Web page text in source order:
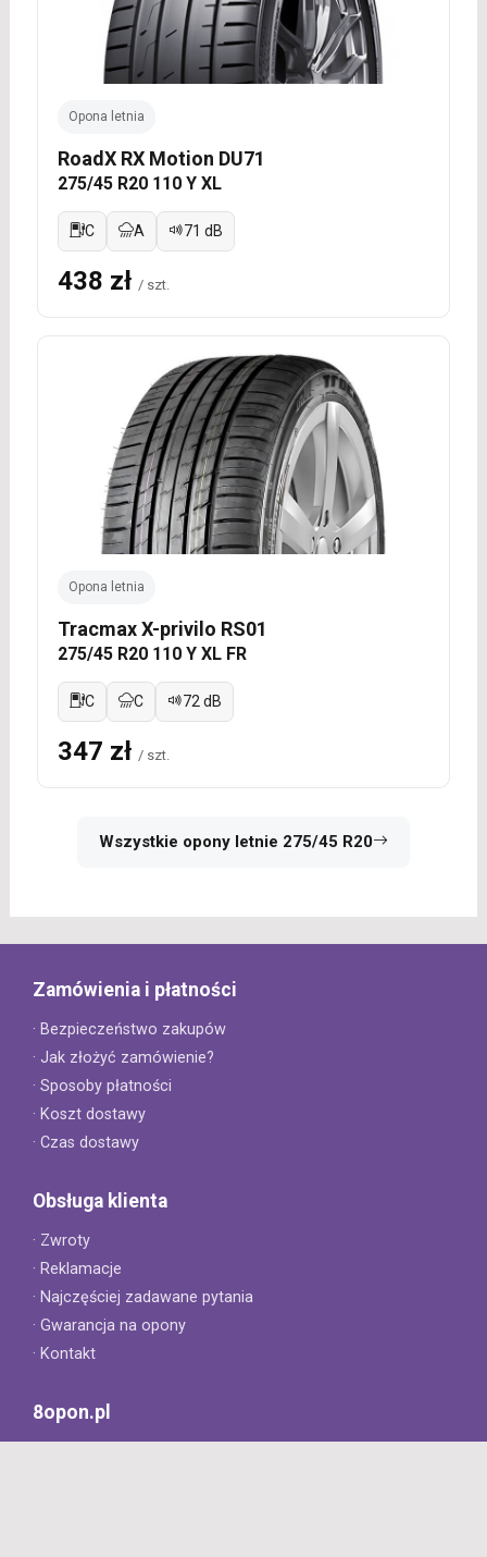
Opona letnia
RoadX RX Motion DU71
275/45 R20 110 Y XL
C A 71 dB
438 zł / szt.
Opona letnia
Tracmax X-privilo RS01
275/45 R20 110 Y XL FR
C C 72 dB
347 zł / szt.
Wszystkie opony letnie 275/45 R20
Zamówienia i płatności
· Bezpieczeństwo zakupów
· Jak złożyć zamówienie?
· Sposoby płatności
· Koszt dostawy
· Czas dostawy
Obsługa klienta
· Zwroty
· Reklamacje
· Najczęściej zadawane pytania
· Gwarancja na opony
· Kontakt
8opon.pl